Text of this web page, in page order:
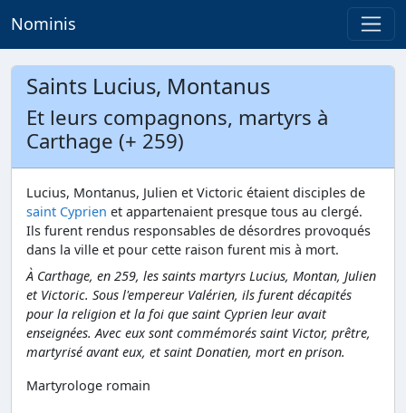
Nominis
Saints Lucius, Montanus
Et leurs compagnons, martyrs à
Carthage (+ 259)
Lucius, Montanus, Julien et Victoric étaient disciples de
saint Cyprien et appartenaient presque tous au clergé.
Ils furent rendus responsables de désordres provoqués
dans la ville et pour cette raison furent mis à mort.
À Carthage, en 259, les saints martyrs Lucius, Montan, Julien
et Victoric. Sous l'empereur Valérien, ils furent décapités
pour la religion et la foi que saint Cyprien leur avait
enseignées. Avec eux sont commémorés saint Victor, prêtre,
martyrisé avant eux, et saint Donatien, mort en prison.
Martyrologe romain